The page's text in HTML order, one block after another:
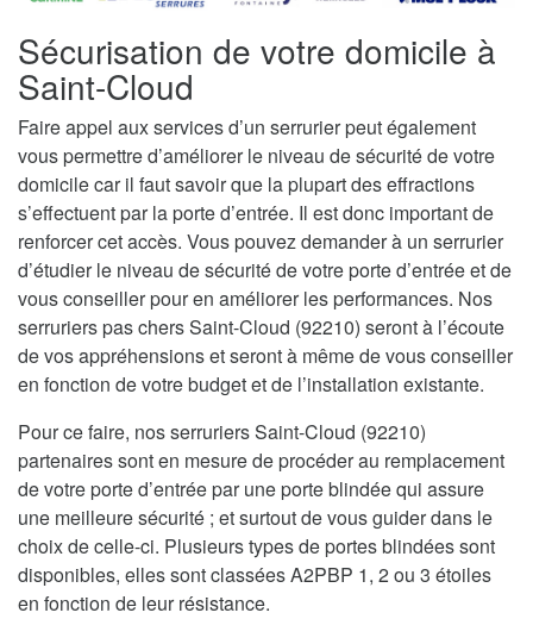
Sécurisation de votre domicile à
Saint-Cloud
Faire appel aux services d’un serrurier peut également
vous permettre d’améliorer le niveau de sécurité de votre
domicile car il faut savoir que la plupart des effractions
s’effectuent par la porte d’entrée. Il est donc important de
renforcer cet accès. Vous pouvez demander à un serrurier
d’étudier le niveau de sécurité de votre porte d’entrée et de
vous conseiller pour en améliorer les performances. Nos
serruriers pas chers Saint-Cloud (92210) seront à l’écoute
de vos appréhensions et seront à même de vous conseiller
en fonction de votre budget et de l’installation existante.
Pour ce faire, nos serruriers Saint-Cloud (92210)
partenaires sont en mesure de procéder au remplacement
de votre porte d’entrée par une porte blindée qui assure
une meilleure sécurité ; et surtout de vous guider dans le
choix de celle-ci. Plusieurs types de portes blindées sont
disponibles, elles sont classées A2PBP 1, 2 ou 3 étoiles
en fonction de leur résistance.